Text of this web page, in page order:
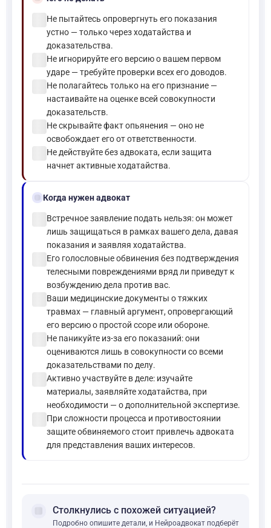
Не пытайтесь опровергнуть его показания
устно — только через ходатайства и
доказательства.
Не игнорируйте его версию о вашем первом
ударе — требуйте проверки всех его доводов.
Не полагайтесь только на его признание —
настаивайте на оценке всей совокупности
доказательств.
Не скрывайте факт опьянения — оно не
освобождает его от ответственности.
Не действуйте без адвоката, если защита
начнет активные ходатайства.
gavelКогда нужен адвокат
Встречное заявление подать нельзя: он может
лишь защищаться в рамках вашего дела, давая
показания и заявляя ходатайства.
Его голословные обвинения без подтверждения
телесными повреждениями вряд ли приведут к
возбуждению дела против вас.
Ваши медицинские документы о тяжких
травмах — главный аргумент, опровергающий
его версию о простой ссоре или обороне.
Не паникуйте из-за его показаний: они
оцениваются лишь в совокупности со всеми
доказательствами по делу.
Активно участвуйте в деле: изучайте
материалы, заявляйте ходатайства, при
необходимости — о дополнительной экспертизе.
При сложности процесса и противостоянии
защите обвиняемого стоит привлечь адвоката
для представления ваших интересов.
Столкнулись с похожей ситуацией?
Подробно опишите детали, и Нейроадвокат подберёт